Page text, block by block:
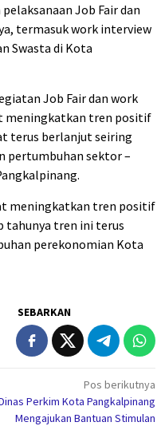
Job Fair dan
termasuk work interview
Swasta di Kota
Job Fair dan work
meningkatkan tren positif
terus berlanjut seiring
pertumbuhan sektor –
meningkatkan tren positif
tahunya tren ini terus
perekonomian Kota
SEBARKAN
Pos berikutnya
Perkim Kota Pangkalpinang
Mengajukan Bantuan Stimulan